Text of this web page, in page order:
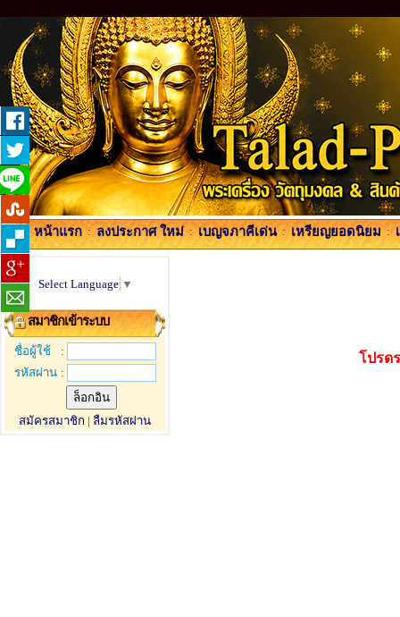
หน้าแรก : ลงประกาศ ใหม่ : เบญจภาคีเด่น : เหรียญยอดนิยม :
Select Language ▼
สมาชิกเข้าระบบ
ชื่อผู้ใช้
:
รหัสผ่าน :
สมัครสมาชิก | ลืมรหัสผ่าน
โปรด